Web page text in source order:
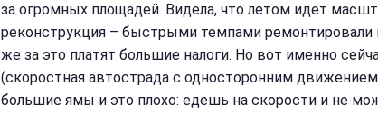
за огромных площадей. Видела, что летом идет
реконструкция – быстрыми темпами ремонтировали
же за это платят большие налоги. Но вот именно
(скоростная автострада с односторонним
большие ямы и это плохо: едешь на скорости и не